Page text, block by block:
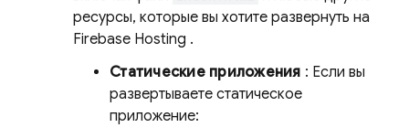
ресурсы, которые вы хотите развернуть на
Firebase Hosting .
Статические приложения : Если вы
развертываете статическое
приложение: